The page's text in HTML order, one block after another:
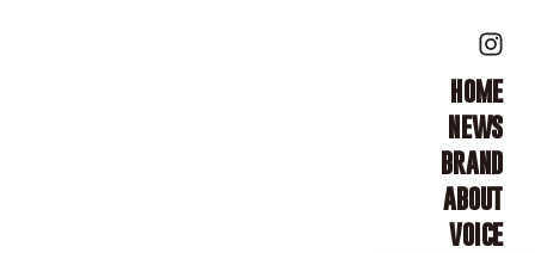
HOME
NEWS
BRAND
ABOUT
VOICE